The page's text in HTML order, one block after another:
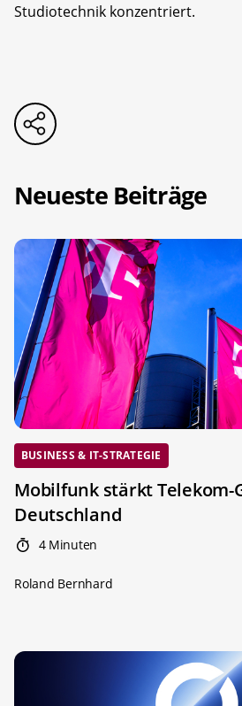
Studiotechnik konzentriert.
Neueste Beiträge
BUSINESS & IT-STRATEGIE
Mobilfunk stärkt Telekom-
Deutschland
4 Minuten
Roland Bernhard